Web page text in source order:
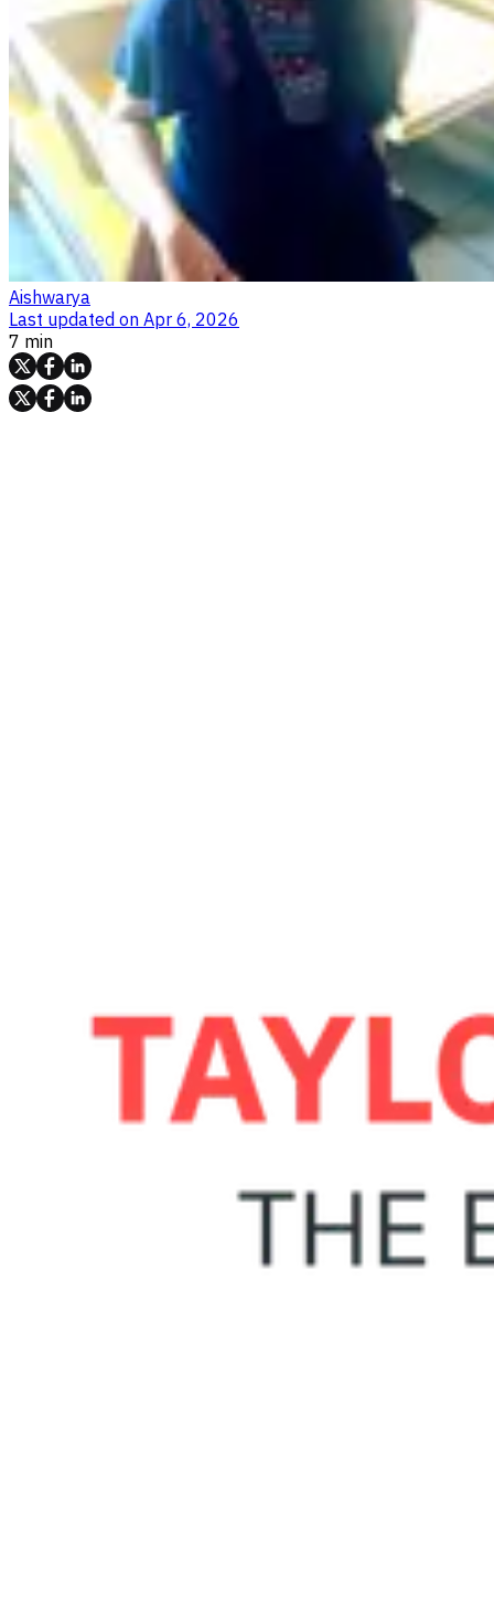
Aishwarya
Last updated on Apr 6, 2026
7 min